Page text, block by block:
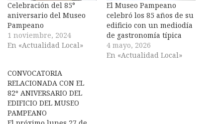
Celebración del 85°
aniversario del Museo
Pampeano
1 noviembre, 2024
En «Actualidad Local»
El Museo Pampeano
celebró los 85 años de su
edificio con un mediodía
de gastronomía típica
4 mayo, 2026
En «Actualidad Local»
CONVOCATORIA
RELACIONADA CON EL
82º ANIVERSARIO DEL
EDIFICIO DEL MUSEO
PAMPEANO